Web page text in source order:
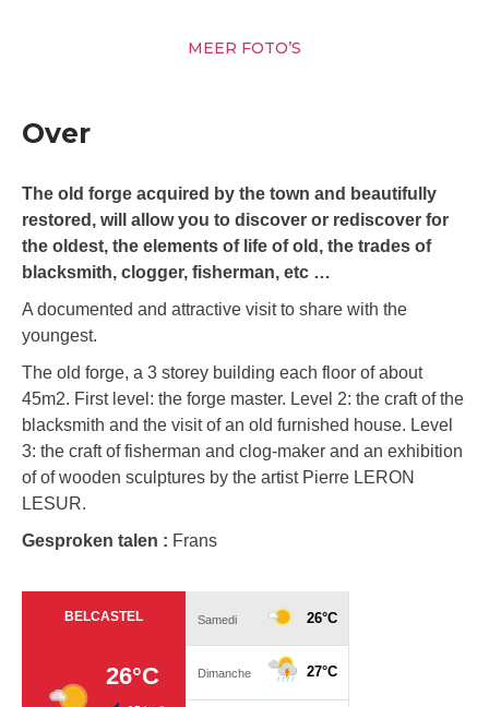
MEER FOTO’S
Over
The old forge acquired by the town and beautifully
restored, will allow you to discover or rediscover for
the oldest, the elements of life of old, the trades of
blacksmith, clogger, fisherman, etc …
A documented and attractive visit to share with the
youngest.
The old forge, a 3 storey building each floor of about
45m2. First level: the forge master. Level 2: the craft of the
blacksmith and the visit of an old furnished house. Level
3: the craft of fisherman and clog-maker and an exhibition
of of wooden sculptures by the artist Pierre LERON
LESUR.
Gesproken talen : Frans